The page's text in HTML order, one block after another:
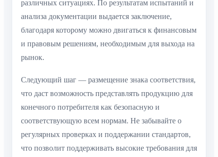
различных ситуациях. По результатам испытаний и
анализа документации выдается заключение,
благодаря которому можно двигаться к финансовым
и правовым решениям, необходимым для выхода на
рынок.
Следующий шаг — размещение знака соответствия,
что даст возможность представлять продукцию для
конечного потребителя как безопасную и
соответствующую всем нормам. Не забывайте о
регулярных проверках и поддержании стандартов,
что позволит поддерживать высокие требования для